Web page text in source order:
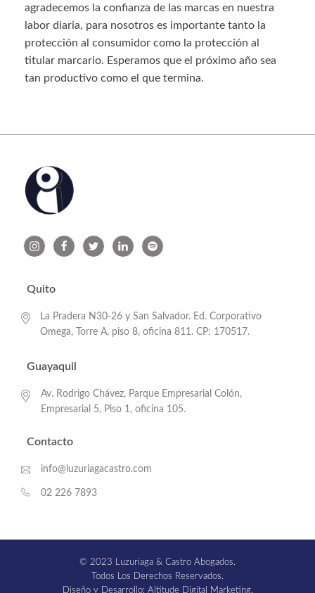
agradecemos la confianza de las marcas en nuestra
labor diaria, para nosotros es importante tanto la
protección al consumidor como la protección al
titular marcario. Esperamos que el próximo año sea
tan productivo como el que termina.
Quito
La Pradera N30-26 y San Salvador. Ed. Corporativo
Omega, Torre A, piso 8, oficina 811. CP: 170517.
Guayaquil
Av. Rodrigo Chávez, Parque Empresarial Colón,
Empresarial 5, Piso 1, oficina 105.
Contacto
info@luzuriagacastro.com
02 226 7893
© 2023 Luzuriaga & Castro Abogados.
Todos Los Derechos Reservados.
Diseño y Desarrollo: Altitude Digital Marketing.